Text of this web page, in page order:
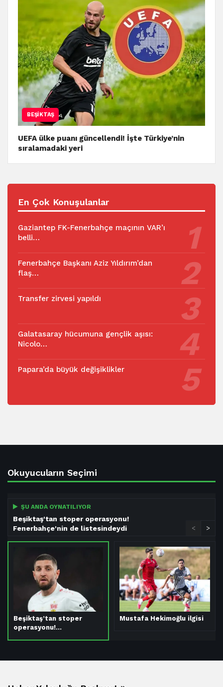
BEŞIKTAŞ
UEFA ülke puanı güncellendi! İşte Türkiye’nin
sıralamadaki yeri
En Çok Konuşulanlar
Gaziantep FK-Fenerbahçe maçının VAR’ı
belli…
Fenerbahçe Başkanı Aziz Yıldırım’dan
flaş…
Transfer zirvesi yapıldı
Galatasaray hücumuna gençlik aşısı:
Nicolo…
Papara’da büyük değişiklikler
Okuyucuların Seçimi
ŞU ANDA OYNATILIYOR
Beşiktaş'tan stoper operasyonu!
Fenerbahçe'nin de listesindeydi
Beşiktaş’tan stoper
operasyonu!…
Mustafa Hekimoğlu ilgisi
< >